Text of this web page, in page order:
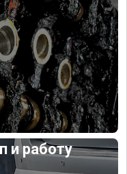
и работу